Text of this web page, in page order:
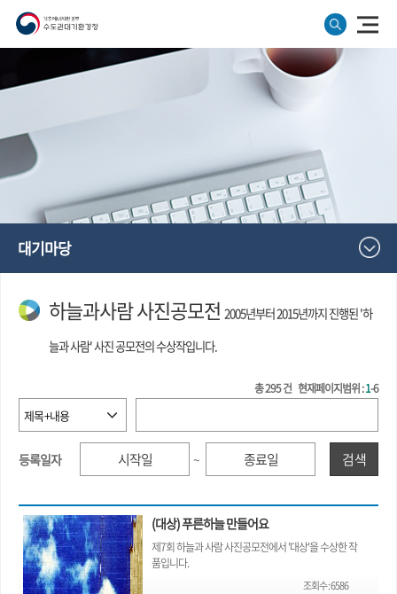
대기마당
하늘과사람 사진공모전 2005년부터 2015년까지 진행된 '하
늘과 사람' 사진 공모전의 수상작입니다.
총295건 현재페이지범위 :1-6
등록일자 ~ 검색
(대상) 푸른하늘 만들어요
제7회 하늘과 사람 사진공모전에서 '대상'을 수상한 작
품입니다.
조회수:6586